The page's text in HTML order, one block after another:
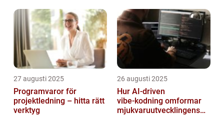
27 augusti 2025
Programvaror för
projektledning – hitta rätt
verktyg
26 augusti 2025
Hur AI‑driven
vibe‑kodning omformar
mjukvaruutvecklingens